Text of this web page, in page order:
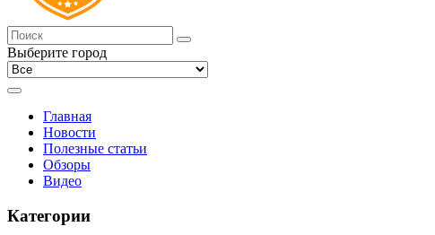
Выберите город
Главная
Новости
Полезные статьи
Обзоры
Видео
Категории